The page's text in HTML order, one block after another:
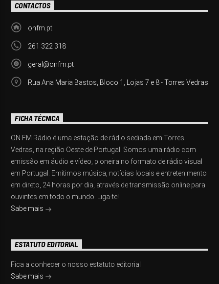
CONTACTOS
onfm.pt
261 322 318
geral@onfm.pt
Rua Ana Maria Bastos, Bloco 1, Lojas 7 e 8 - Torres Vedras
FICHA TÉCNICA
ON FM Rádio é uma estação de rádio sediada em Torres
Vedras, na região Oeste de Portugal. Somos uma rádio com
emissão em áudio e vídeo, pioneira no formato de rádio visual
em Portugal. Emitimos música, notícias locais e entretenimento
em direto, 24 horas por dia, através de transmissão online para
ouvintes em todo o mundo. Liga-te!
Sabe mais
ESTATUTO EDITORIAL
Fica a conhecer o nosso estatuto editorial
Sabe mais